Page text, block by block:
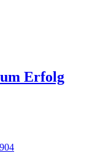
Erfolg